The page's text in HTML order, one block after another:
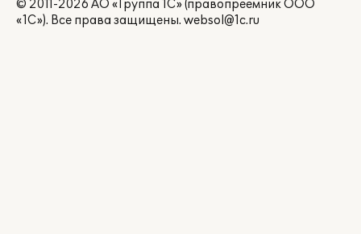
© 2011-2026 АО «Группа 1С» (правопреемник ООО
«1С»). Все права защищены. websol@1c.ru